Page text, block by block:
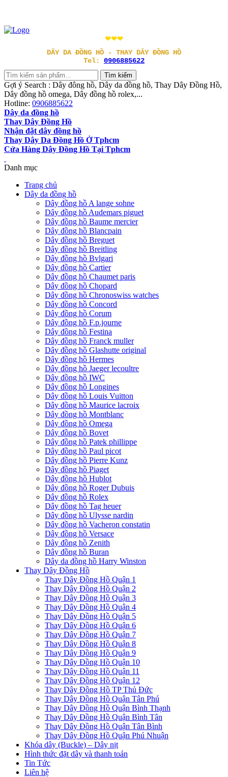
❤❤❤
DÂY DA ĐỒNG HỒ - THAY DÂY ĐỒNG HỒ
Tel: 0906885622
Gợi ý Search : Dây đông hồ, Dây da đồng hồ, Thay Dây Đồng Hồ,
Dây đồng hồ omega, Dây đồng hồ rolex,...
Hotline: 0906885622
Dây da đồng hồ
Thay Dây Đồng Hồ
Nhận đặt dây đồng hồ
Thay Dây Da Đồng Hồ Ở Tphcm
Cửa Hàng Dây Đồng Hồ Tại Tphcm
Danh mục
Trang chủ
Dây da đồng hồ
Dây đồng hồ A lange sohne
Dây đồng hồ Audemars piguet
Dây đồng hồ Baume mercier
Dây đồng hồ Blancpain
Dây đồng hồ Breguet
Dây đồng hồ Breitling
Dây đồng hồ Bvlgari
Dây đồng hồ Cartier
Dây đồng hồ Chaumet paris
Dây đồng hồ Chopard
Dây đồng hồ Chronoswiss watches
Dây đồng hồ Concord
Dây đồng hồ Corum
Dây đồng hồ F.p.journe
Dây đồng hồ Festina
Dây đồng hồ Franck muller
Dây đồng hồ Glashutte original
Dây đồng hồ Hermes
Dây đồng hồ Jaeger lecoultre
Dây đồng hồ IWC
Dây đồng hồ Longines
Dây đồng hồ Louis Vuitton
Dây đồng hồ Maurice lacroix
Dây đồng hồ Montblanc
Dây đồng hồ Omega
Dây đồng hồ Bovet
Dây đồng hồ Patek phillippe
Dây đồng hồ Paul picot
Dây đồng hồ Pierre Kunz
Dây đồng hồ Piaget
Dây đồng hồ Hublot
Dây đồng hồ Roger Dubuis
Dây đồng hồ Rolex
Dây đồng hồ Tag heuer
Dây đồng hồ Ulysse nardin
Dây đồng hồ Vacheron constatin
Dây đồng hồ Versace
Dây đồng hồ Zenith
Dây đồng hồ Buran
Dây da đồng hồ Harry Winston
Thay Dây Đồng Hồ
Thay Dây Đồng Hồ Quận 1
Thay Dây Đồng Hồ Quận 2
Thay Dây Đồng Hồ Quận 3
Thay Dây Đồng Hồ Quận 4
Thay Dây Đồng Hồ Quận 5
Thay Dây Đồng Hồ Quận 6
Thay Dây Đồng Hồ Quận 7
Thay Dây Đồng Hồ Quận 8
Thay Dây Đồng Hồ Quận 9
Thay Dây Đồng Hồ Quận 10
Thay Dây Đồng Hồ Quận 11
Thay Dây Đồng Hồ Quận 12
Thay Dây Đồng Hồ TP Thủ Đức
Thay Dây Đồng Hồ Quận Tân Phú
Thay Dây Đồng Hồ Quận Bình Thạnh
Thay Dây Đồng Hồ Quận Bình Tân
Thay Dây Đồng Hồ Quận Tân Bình
Thay Dây Đồng Hồ Quận Phú Nhuận
Khóa dây (Buckle) – Dây nịt
Hình thức đặt dây và thanh toán
Tin Tức
Liên hệ